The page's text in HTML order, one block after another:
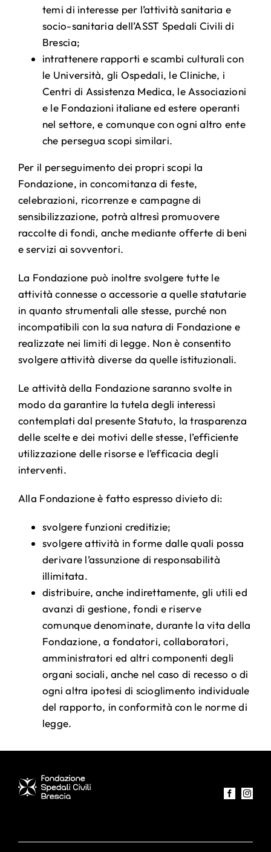
temi di interesse per l’attività sanitaria e
socio-sanitaria dell’ASST Spedali Civili di
Brescia;
intrattenere rapporti e scambi culturali con
le Università, gli Ospedali, le Cliniche, i
Centri di Assistenza Medica, le Associazioni
e le Fondazioni italiane ed estere operanti
nel settore, e comunque con ogni altro ente
che persegua scopi similari.
Per il perseguimento dei propri scopi la
Fondazione, in concomitanza di feste,
celebrazioni, ricorrenze e campagne di
sensibilizzazione, potrà altresì promuovere
raccolte di fondi, anche mediante offerte di beni
e servizi ai sovventori.
La Fondazione può inoltre svolgere tutte le
attività connesse o accessorie a quelle statutarie
in quanto strumentali alle stesse, purché non
incompatibili con la sua natura di Fondazione e
realizzate nei limiti di legge. Non è consentito
svolgere attività diverse da quelle istituzionali.
Le attività della Fondazione saranno svolte in
modo da garantire la tutela degli interessi
contemplati dal presente Statuto, la trasparenza
delle scelte e dei motivi delle stesse, l’efficiente
utilizzazione delle risorse e l’efficacia degli
interventi.
Alla Fondazione è fatto espresso divieto di:
svolgere funzioni creditizie;
svolgere attività in forme dalle quali possa
derivare l’assunzione di responsabilità
illimitata.
distribuire, anche indirettamente, gli utili ed
avanzi di gestione, fondi e riserve
comunque denominate, durante la vita della
Fondazione, a fondatori, collaboratori,
amministratori ed altri componenti degli
organi sociali, anche nel caso di recesso o di
ogni altra ipotesi di scioglimento individuale
del rapporto, in conformità con le norme di
legge.